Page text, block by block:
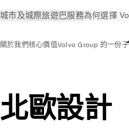
城市及城際旅遊巴服務為何選擇
關於我們核心價值Volvo Group 的一份子
北歐設計